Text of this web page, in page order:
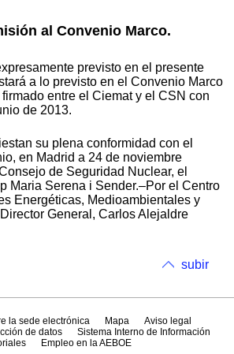
al Convenio Marco.
previsto en el presente
a lo previsto en el Convenio Marco
entre el Ciemat y el CSN con
de 2013.
su plena conformidad con el
en Madrid a 24 de noviembre
de Seguridad Nuclear, el
Maria Serena i Sender.–Por el Centro
Energéticas, Medioambientales y
General, Carlos Alejaldre
subir
la sede electrónica Mapa
Aviso legal
de datos
Sistema Interno de Información
Empleo en la AEBOE